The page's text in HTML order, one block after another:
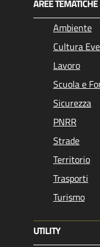
AREE TEMATICHE
Ambiente
Cultura
Lavoro
Scuola e
Sicurezza
PNRR
Strade
Territorio
Trasporti
Turismo
UTILITY